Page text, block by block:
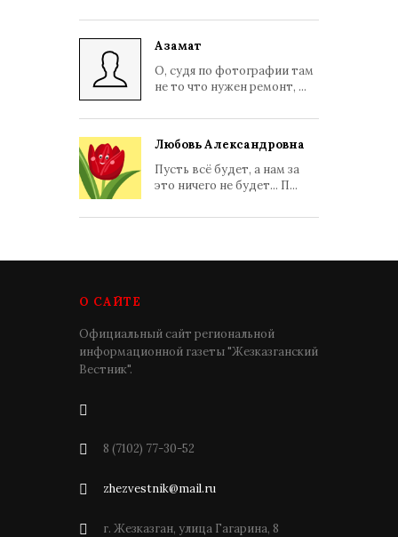
Азамат
О, судя по фотографии там
не то что нужен ремонт, ...
Любовь Александровна
Пусть всё будет, а нам за
это ничего не будет... П...
О САЙТЕ
Официальный сайт региональной
информационной газеты "Жезказганский
Вестник".
8 (7102) 77-30-52
zhezvestnik@mail.ru
г. Жезказган, улица Гагарина, 8